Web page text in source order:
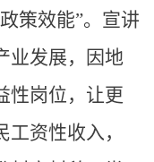
策效能”。宣讲
业发展，因地
性岗位，让更
资性收入，